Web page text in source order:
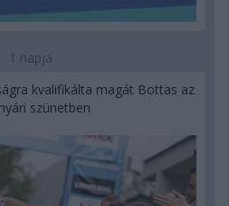
1 napja
kvalifikálta magát Bottas az
szünetben